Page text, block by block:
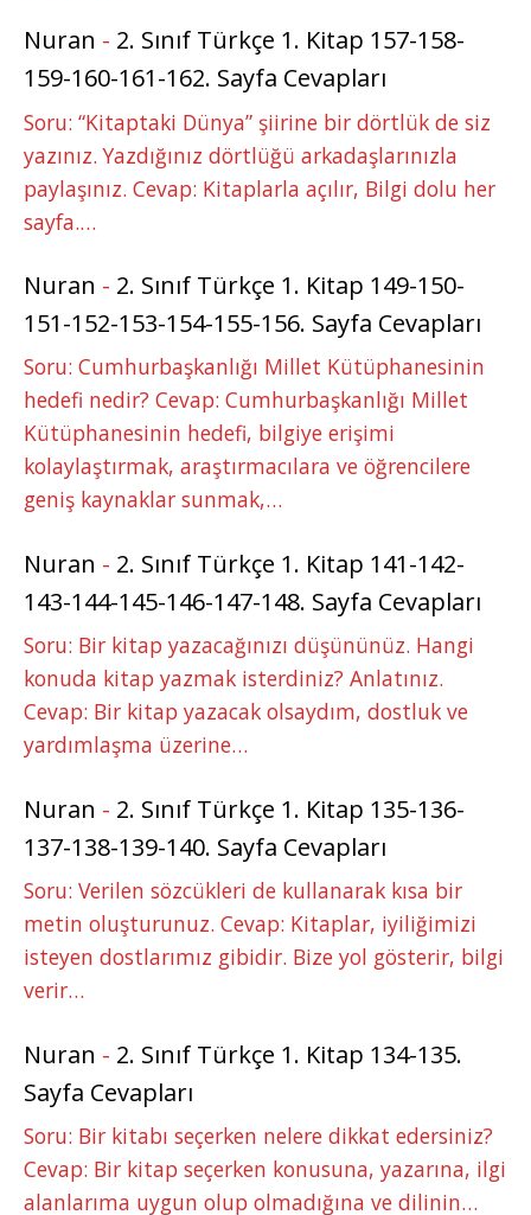
Nuran - 2. Sınıf Türkçe 1. Kitap 157-158-
159-160-161-162. Sayfa Cevapları
Soru: “Kitaptaki Dünya” şiirine bir dörtlük de siz
yazınız. Yazdığınız dörtlüğü arkadaşlarınızla
paylaşınız. Cevap: Kitaplarla açılır, Bilgi dolu her
sayfa.…
Nuran - 2. Sınıf Türkçe 1. Kitap 149-150-
151-152-153-154-155-156. Sayfa Cevapları
Soru: Cumhurbaşkanlığı Millet Kütüphanesinin
hedefi nedir? Cevap: Cumhurbaşkanlığı Millet
Kütüphanesinin hedefi, bilgiye erişimi
kolaylaştırmak, araştırmacılara ve öğrencilere
geniş kaynaklar sunmak,…
Nuran - 2. Sınıf Türkçe 1. Kitap 141-142-
143-144-145-146-147-148. Sayfa Cevapları
Soru: Bir kitap yazacağınızı düşününüz. Hangi
konuda kitap yazmak isterdiniz? Anlatınız.
Cevap: Bir kitap yazacak olsaydım, dostluk ve
yardımlaşma üzerine…
Nuran - 2. Sınıf Türkçe 1. Kitap 135-136-
137-138-139-140. Sayfa Cevapları
Soru: Verilen sözcükleri de kullanarak kısa bir
metin oluşturunuz. Cevap: Kitaplar, iyiliğimizi
isteyen dostlarımız gibidir. Bize yol gösterir, bilgi
verir…
Nuran - 2. Sınıf Türkçe 1. Kitap 134-135.
Sayfa Cevapları
Soru: Bir kitabı seçerken nelere dikkat edersiniz?
Cevap: Bir kitap seçerken konusuna, yazarına, ilgi
alanlarıma uygun olup olmadığına ve dilinin…